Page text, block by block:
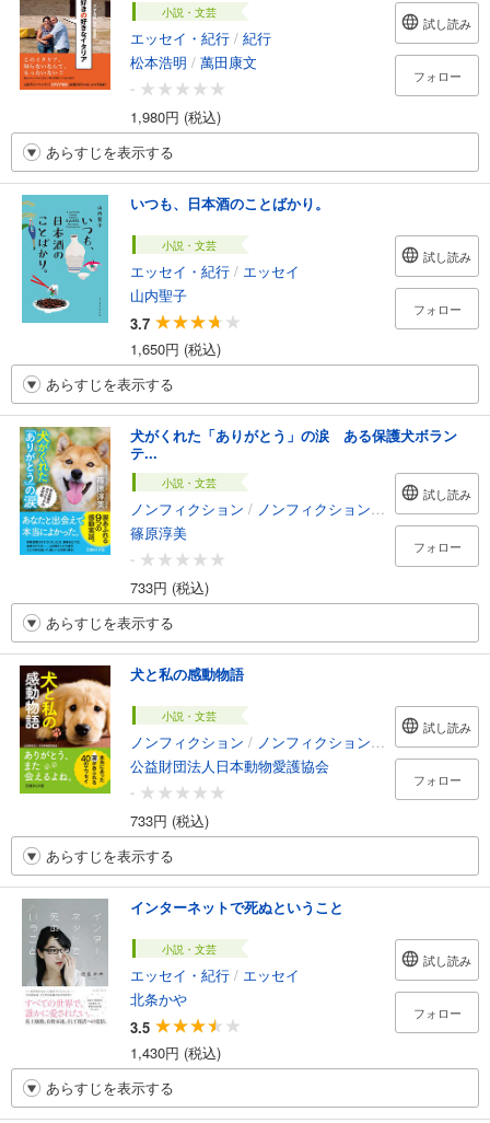
小説・文芸
エッセイ・紀行 / 紀行
松本浩明 / 萬田康文
-
1,980円 (税込)
試し読み
フォロー
あらすじを表示する
いつも、日本酒のことばかり。
小説・文芸
エッセイ・紀行 / エッセイ
山内聖子
3.7
1,650円 (税込)
試し読み
フォロー
あらすじを表示する
犬がくれた「ありがとう」の涙 ある保護犬ボラン
テ...
小説・文芸
ノンフィクション / ノンフィクション・ドキュメンタリー
篠原淳美
-
733円 (税込)
試し読み
フォロー
あらすじを表示する
犬と私の感動物語
小説・文芸
ノンフィクション / ノンフィクション・ドキュメンタリー
公益財団法人日本動物愛護協会
-
733円 (税込)
試し読み
フォロー
あらすじを表示する
インターネットで死ぬということ
小説・文芸
エッセイ・紀行 / エッセイ
北条かや
3.5
1,430円 (税込)
試し読み
フォロー
あらすじを表示する